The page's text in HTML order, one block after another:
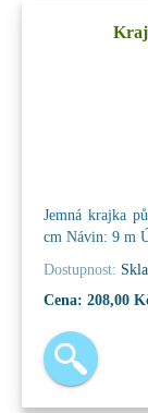
Jemná krajka
cm Návin: 9 m
Dostupnost:
Cena: 208,00